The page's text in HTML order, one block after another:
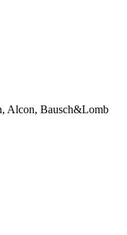
Alcon, Bausch&Lomb